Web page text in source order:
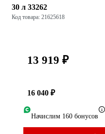
30 л 33262
Код товара: 21625618
13 919 ₽
16 040 ₽
Начислим 160 бонусов